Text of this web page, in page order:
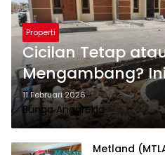
Properti
Cicilan Tetap
Mengambang?
Konvensional
Wajib Diketahui
11 Februari 2026
Bunga Anggrekia
Metland